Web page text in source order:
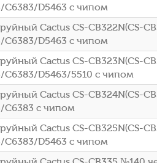
C6383/D5463 с чипом
Cactus CS-CB322N(CS-
C6383/D5463 с чипом
Cactus CS-CB323N(CS-
C6383/D5463/5510 с чипом
Cactus CS-CB324N(CS-
C6383 с чипом
Cactus CS-CB325N(CS-
C6383/D5463 с чипом